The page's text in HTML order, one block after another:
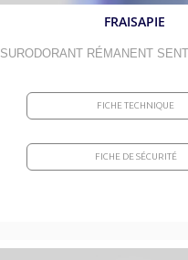
FRAISAPIE
SURODORANT RÉMANENT
FICHE TECHNIQUE
FICHE DE SÉCURITÉ